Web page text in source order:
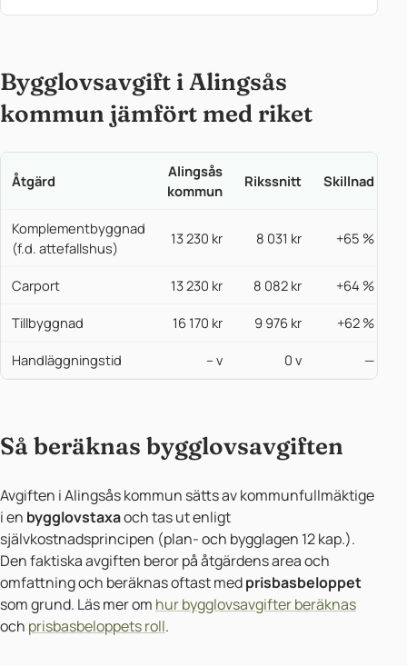
Bygglovsavgift i Alingsås
kommun jämfört med riket
Åtgärd
Alingsås
kommun
Rikssnitt Skillnad
Komplementbyggnad
(f.d. attefallshus)
13 230 kr 8 031 kr +65 %
Carport 13 230 kr 8 082 kr +64 %
Tillbyggnad 16 170 kr 9 976 kr +62 %
Handläggningstid – v 0 v —
Så beräknas bygglovsavgiften
Avgiften i Alingsås kommun sätts av kommunfullmäktige
i en bygglovstaxaoch tas ut enligt
självkostnadsprincipen (plan- och bygglagen 12 kap.).
Den faktiska avgiften beror på åtgärdens area och
omfattning och beräknas oftast medprisbasbeloppet
som grund. Läs mer om hur bygglovsavgifter beräknas
och prisbasbeloppets roll.